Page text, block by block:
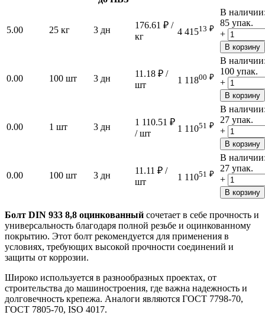
5.00 25 кг 3 дн 176.61 ₽ /
кг
4 41513 ₽
В
85 упак.
+
В корзину
0.00 100 шт 3 дн 11.18 ₽ /
шт
1 11800 ₽
В
100 упак.
+
В корзину
0.00 1 шт 3 дн 1 110.51 ₽
/ шт
1 11051 ₽
В
27 упак.
+
В корзину
0.00 100 шт 3 дн 11.11 ₽ /
шт
1 11051 ₽
В
27 упак.
+
В корзину
Болт DIN 933 8,8 оцинкованный сочетает в себе прочность и
универсальность благодаря полной резьбе и оцинкованному
покрытию. Этот болт рекомендуется для применения в
условиях, требующих высокой прочности соединений и
защиты от коррозии.
Широко используется в разнообразных проектах, от
строительства до машиностроения, где важна надежность и
долговечность крепежа. Аналоги являются ГОСТ 7798-70,
ГОСТ 7805-70, ISO 4017.